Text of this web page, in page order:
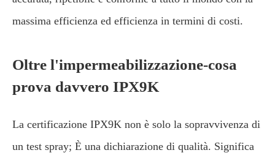
massima efficienza ed efficienza in termini di costi.
Oltre l'impermeabilizzazione-cosa
prova davvero IPX9K
La certificazione IPX9K non è solo la sopravvivenza di
un test spray; È una dichiarazione di qualità. Significa